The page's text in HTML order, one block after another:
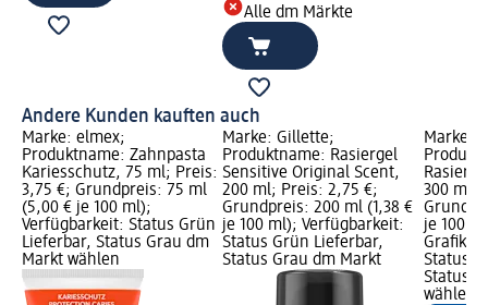
Alle dm Märkte
Andere Kunden kauften auch
Marke: elmex;
Produktname: Zahnpasta
Kariesschutz, 75 ml; Preis:
3,75 €; Grundpreis: 75 ml
(5,00 € je 100 ml);
Verfügbarkeit: Status Grün
Lieferbar, Status Grau dm
Markt wählen
Marke: Gillette;
Produktname: Rasiergel
Sensitive Original Scent,
200 ml; Preis: 2,75 €;
Grundpreis: 200 ml (1,38 €
je 100 ml); Verfügbarkeit:
Status Grün Lieferbar,
Status Grau dm Markt
Marke:
300 ml;
je 100
Grafik;
Status
Status
wählen